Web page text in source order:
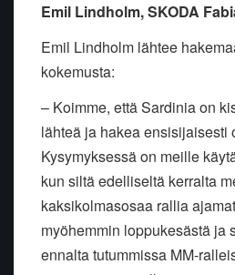
Emil Lindholm, SKODA
Emil Lindholm lähtee
kokemusta:
– Koimme, että Sardinia on
lähteä ja hakea ensisijaisesti
Kysymyksessä on meille
kun siltä edelliseltä kerralta
kaksikolmasosaa rallia
myöhemmin loppukesästä ja
ennalta tutummissa MM-